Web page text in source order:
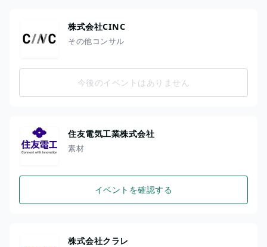
株式会社CINC
その他コンサル
今後のイベントはありません
住友電気工業株式会社
素材
イベントを確認する
株式会社クラレ